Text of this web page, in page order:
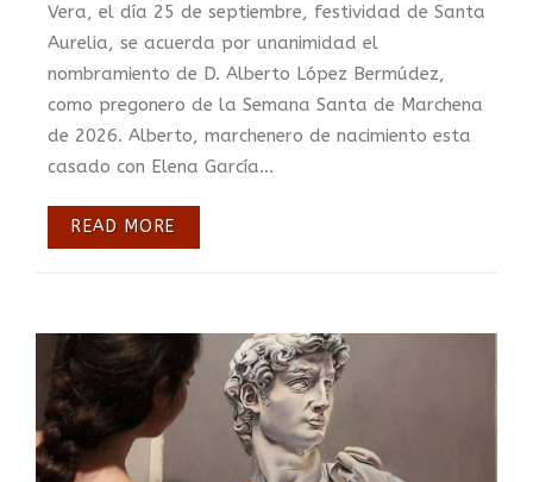
Vera, el día 25 de septiembre, festividad de Santa
Aurelia, se acuerda por unanimidad el
nombramiento de D. Alberto López Bermúdez,
como pregonero de la Semana Santa de Marchena
de 2026. Alberto, marchenero de nacimiento esta
casado con Elena García...
READ MORE